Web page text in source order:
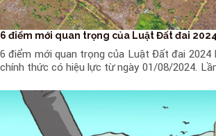
6 điểm mới quan trọng của Luật Đất đai 2024
6 điểm mới quan trọng của Luật Đất đai 2024
chính thức có hiệu lực từ ngày 01/08/2024.